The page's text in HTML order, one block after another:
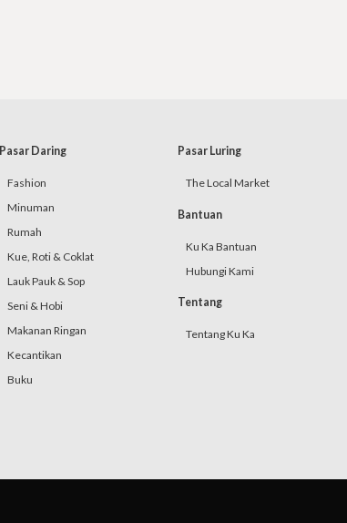
Pasar Daring
Fashion
Minuman
Rumah
Kue, Roti & Coklat
Lauk Pauk & Sop
Seni & Hobi
Makanan Ringan
Kecantikan
Buku
Pasar Luring
The Local Market
Bantuan
Ku Ka Bantuan
Hubungi Kami
Tentang
Tentang Ku Ka